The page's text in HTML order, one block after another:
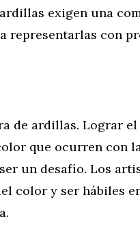
exigen una
representarlas con
de ardillas. Lograr
que ocurren con
un desafío. Los
color y ser hábiles